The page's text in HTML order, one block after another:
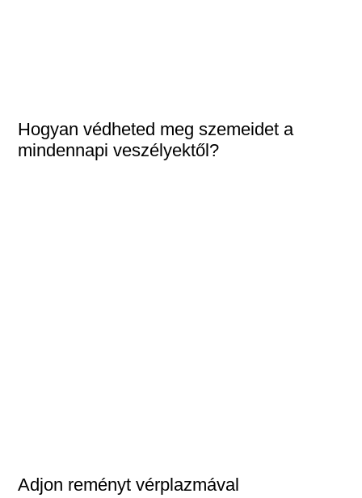
Hogyan védheted meg szemeidet a
mindennapi veszélyektől?
Adjon reményt vérplazmával